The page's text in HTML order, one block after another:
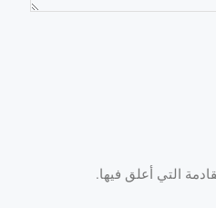
التي أعلق فيها.